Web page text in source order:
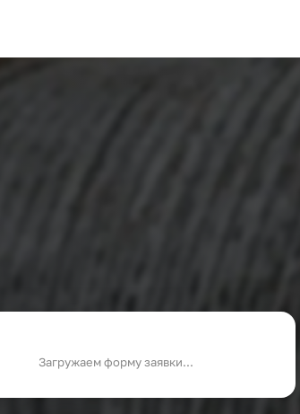
Загружаем форму заявки...